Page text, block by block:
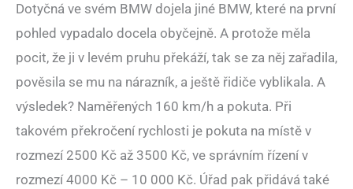
Dotyčná ve svém BMW dojela jiné BMW, které na první
pohled vypadalo docela obyčejně. A protože měla
pocit, že ji v levém pruhu překáží, tak se za něj zařadila,
pověsila se mu na nárazník, a ještě řidiče vyblikala. A
výsledek? Naměřených 160 km/h a pokuta. Při
takovém překročení rychlosti je pokuta na místě v
rozmezí 2500 Kč až 3500 Kč, ve správním řízení v
rozmezí 4000 Kč – 10 000 Kč. Úřad pak přidává také